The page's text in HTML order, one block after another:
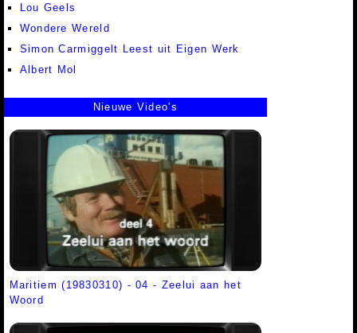
Lou Geels
Wondere Wereld
Simon Carmiggelt Leest uit Eigen Werk
Albert Mol
Nieuwe Video's
Maritiem (19830310) - 04 - Zeelui aan het
Woord